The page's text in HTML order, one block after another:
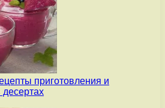
приготовления и
десертах